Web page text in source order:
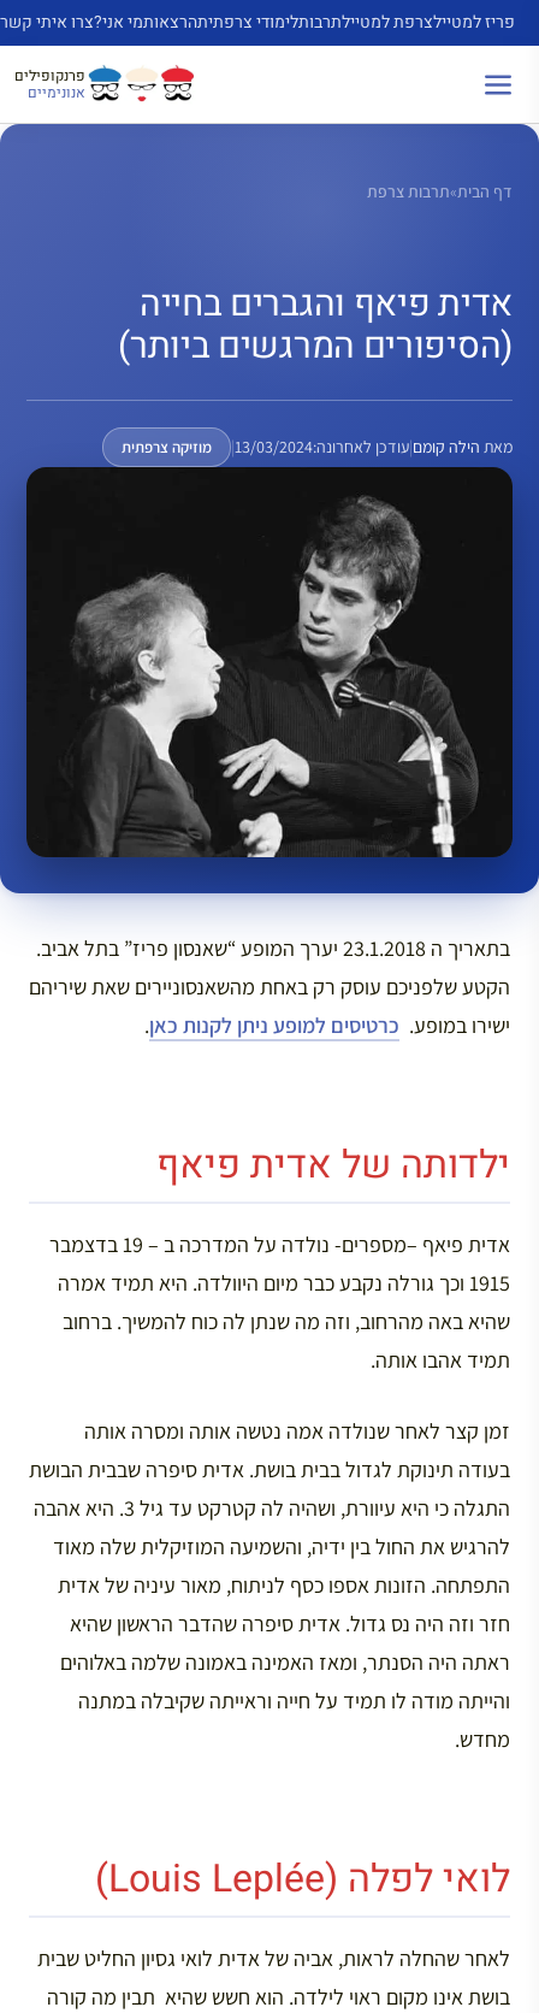
לדלג
לתוכן
פריז למטיילצרפת למטיילתרבותלימודי צרפתיתהרצאותמי אני?צרו איתי קשר
פרנקופילים
אנונימיים
דף הבית»תרבות צרפת
אדית פיאף והגברים בחייה
(הסיפורים המרגשים ביותר)
מאת הילה קומם|עודכן לאחרונה:13/03/2024
| מוזיקה צרפתית
בתאריך ה 23.1.2018 יערך המופע “שאנסון פריז” בתל אביב.
הקטע שלפניכם עוסק רק באחת מהשאנסוניירים שאת שיריהם
ישירו במופע. כרטיסים למופע ניתן לקנות כאן.
ילדותה של אדית פיאף
אדית פיאף –מספרים- נולדה על המדרכה ב – 19 בדצמבר
1915 וכך גורלה נקבע כבר מיום היוולדה. היא תמיד אמרה
שהיא באה מהרחוב, וזה מה שנתן לה כוח להמשיך. ברחוב
תמיד אהבו אותה.
זמן קצר לאחר שנולדה אמה נטשה אותה ומסרה אותה
בעודה תינוקת לגדול בבית בושת. אדית סיפרה שבבית הבושת
התגלה כי היא עיוורת, ושהיה לה קטרקט עד גיל 3. היא אהבה
להרגיש את החול בין ידיה, והשמיעה המוזיקלית שלה מאוד
התפתחה. הזונות אספו כסף לניתוח, מאור עיניה של אדית
חזר וזה היה נס גדול. אדית סיפרה שהדבר הראשון שהיא
ראתה היה הסנתר, ומאז האמינה באמונה שלמה באלוהים
והייתה מודה לו תמיד על חייה וראייתה שקיבלה במתנה
מחדש.
לואי לפלה (Louis Leplée)
לאחר שהחלה לראות, אביה של אדית לואי גסיון החליט שבית
בושת אינו מקום ראוי לילדה. הוא חשש שהיא תבין מה קורה